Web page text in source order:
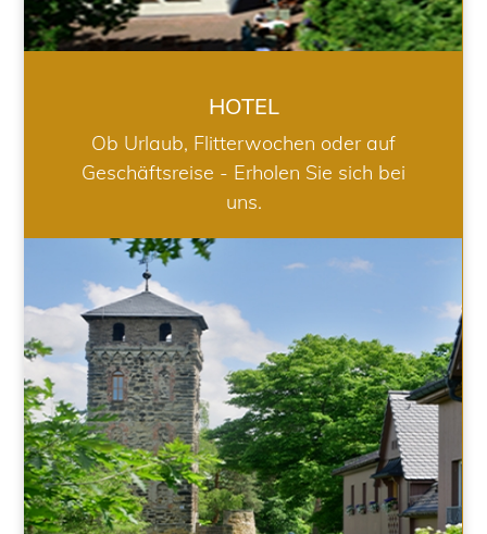
HOTEL
Ob Urlaub, Flitterwochen oder auf
Geschäftsreise - Erholen Sie sich bei
uns.
RESTAURANT